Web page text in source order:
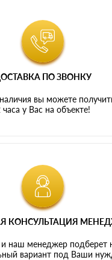
ПО ЗВОНКУ
вы можете
часа у Вас на объекте!
КОНСУЛЬТАЦИЯ
наш менеджер подберет
вариант под Ваши